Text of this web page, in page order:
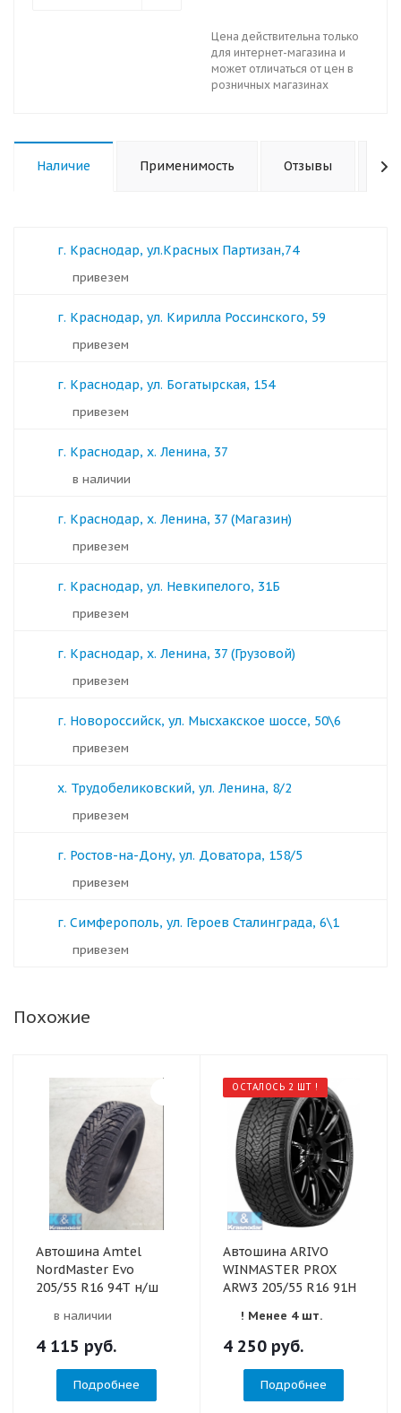
Цена действительна только
для интернет-магазина и
может отличаться от цен в
розничных магазинах
Наличие Применимость Отзывы
г. Краснодар, ул.Красных Партизан,74
Привезем
г. Краснодар, ул. Кирилла Россинского, 59
Привезем
г. Краснодар, ул. Богатырская, 154
Привезем
г. Краснодар, х. Ленина, 37
в наличии
г. Краснодар, х. Ленина, 37 (Магазин)
Привезем
г. Краснодар, ул. Невкипелого, 31Б
Привезем
г. Краснодар, х. Ленина, 37 (Грузовой)
Привезем
г. Новороссийск, ул. Мысхакское шоссе, 50\6
Привезем
х. Трудобеликовский, ул. Ленина, 8/2
Привезем
г. Ростов-на-Дону, ул. Доватора, 158/5
Привезем
г. Симферополь, ул. Героев Сталинграда, 6\1
Привезем
Похожие
Автошина Amtel
NordMaster Evo
205/55 R16 94T н/ш
в наличии
4 115 руб.
Подробнее
ОСТАЛОСЬ 2 ШТ !
Автошина ARIVO
WINMASTER PROX
ARW3 205/55 R16 91H
! Менее 4 шт.
4 250 руб.
Подробнее